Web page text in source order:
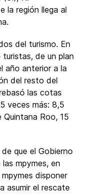
la región llega al
del turismo. En
turistas, de un plan
año anterior a la
del resto del
las cotas
veces más: 8,5
Roo, 15
que el Gobierno
mpymes, en
disponer
asumir el rescate